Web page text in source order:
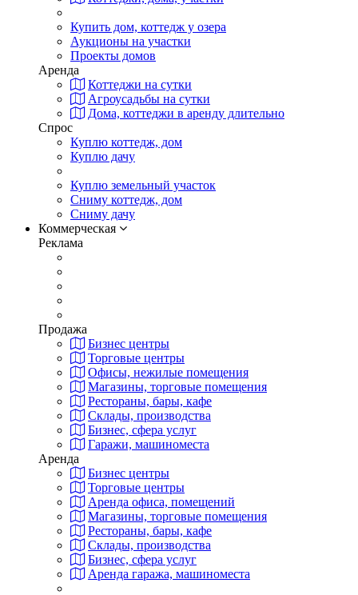
Купить дом, коттедж у озера
Аукционы на участки
Проекты домов
Аренда
Коттеджи на сутки
Агроусадьбы на сутки
Дома, коттеджи в аренду длительно
Спрос
Куплю коттедж, дом
Куплю дачу
Куплю земельный участок
Сниму коттедж, дом
Сниму дачу
Коммерческая
Реклама
Продажа
Бизнес центры
Торговые центры
Офисы, нежилые помещения
Магазины, торговые помещения
Рестораны, бары, кафе
Склады, производства
Бизнес, сфера услуг
Гаражи, машиноместа
Аренда
Бизнес центры
Торговые центры
Аренда офиса, помещений
Магазины, торговые помещения
Рестораны, бары, кафе
Склады, производства
Бизнес, сфера услуг
Аренда гаража, машиноместа